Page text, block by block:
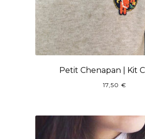
Petit Chenapan | Kit
17,50 €